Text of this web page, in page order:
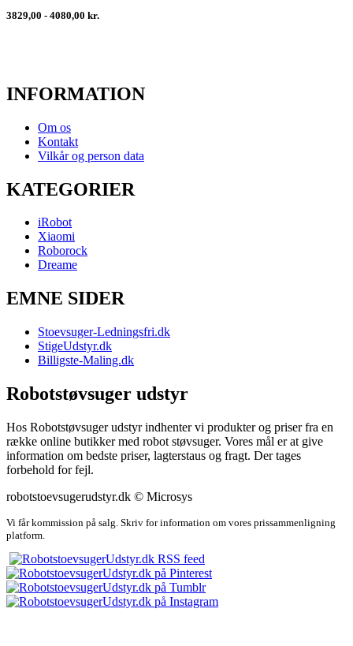
3829,00 - 4080,00 kr.
INFORMATION
Om os
Kontakt
Vilkår og person data
KATEGORIER
iRobot
Xiaomi
Roborock
Dreame
EMNE SIDER
Stoevsuger-Ledningsfri.dk
StigeUdstyr.dk
Billigste-Maling.dk
Robotstøvsuger udstyr
Hos Robotstøvsuger udstyr indhenter vi produkter og priser fra en
række online butikker med robot støvsuger. Vores mål er at give
information om bedste priser, lagterstaus og fragt. Der tages
forbehold for fejl.
robotstoevsugerudstyr.dk © Microsys
Vi får kommission på salg. Skriv for information om vores prissammenligning
platform.